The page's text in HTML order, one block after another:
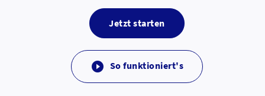
Jetzt starten
 So funktioniert's